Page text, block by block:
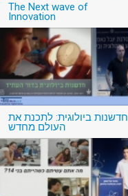
The Next wave of
Innovation
חדשנות ביולוגית: לתכנת את
העולם מחדש